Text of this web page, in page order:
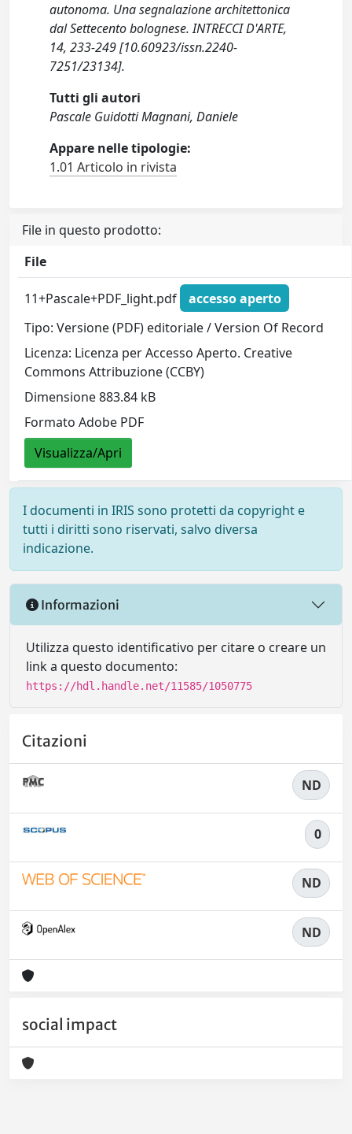
autonoma. Una segnalazione architettonica
dal Settecento bolognese. INTRECCI D'ARTE,
14, 233-249 [10.60923/issn.2240-
7251/23134].
Tutti gli autori
Pascale Guidotti Magnani, Daniele
Appare nelle tipologie:
1.01 Articolo in rivista
File in questo prodotto:
File
11+Pascale+PDF_light.pdf
accesso aperto
Tipo: Versione (PDF) editoriale / Version Of Record
Licenza: Licenza per Accesso Aperto. Creative
Commons Attribuzione (CCBY)
Dimensione 883.84 kB
Formato Adobe PDF
Visualizza/Apri
I documenti in IRIS sono protetti da copyright e
tutti i diritti sono riservati, salvo diversa
indicazione.
Informazioni
Utilizza questo identificativo per citare o creare un
link a questo documento:
https://hdl.handle.net/11585/1050775
Citazioni
ND
0
ND
ND
social impact